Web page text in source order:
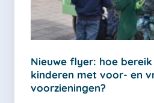
Nieuwe flyer: hoe
kinderen met voor- en
voorzieningen?